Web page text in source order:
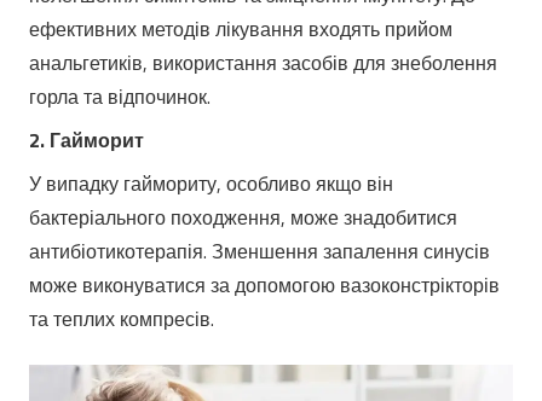
ефективних методів лікування входять прийом
анальгетиків, використання засобів для знеболення
горла та відпочинок.
2. Гайморит
У випадку гаймориту, особливо якщо він
бактеріального походження, може знадобитися
антибіотикотерапія. Зменшення запалення синусів
може виконуватися за допомогою вазоконстрікторів
та теплих компресів.